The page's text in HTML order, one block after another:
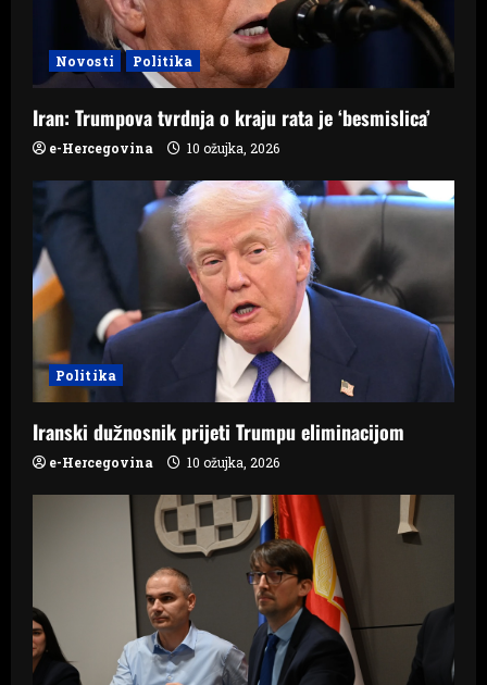
o
n
Novosti Politika
Iran: Trumpova tvrdnja o kraju rata je ‘besmislica’
e-Hercegovina 10 ožujka, 2026
Politika
Iranski dužnosnik prijeti Trumpu eliminacijom
e-Hercegovina 10 ožujka, 2026